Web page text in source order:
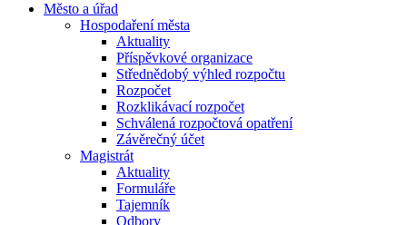
Město a úřad
Hospodaření města
Aktuality
Příspěvkové organizace
Střednědobý výhled rozpočtu
Rozpočet
Rozklikávací rozpočet
Schválená rozpočtová opatření
Závěrečný účet
Magistrát
Aktuality
Formuláře
Tajemník
Odbory